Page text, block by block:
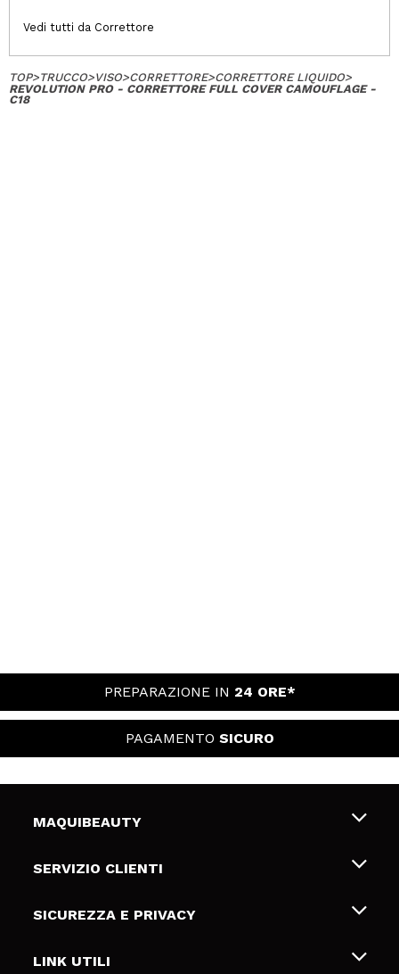
Vedi tutti da Correttore
TOP>TRUCCO>VISO>CORRETTORE>CORRETTORE LIQUIDO>
REVOLUTION PRO - CORRETTORE FULL COVER CAMOUFLAGE -
C18
PREPARAZIONE IN 24 ORE*
PAGAMENTO SICURO
MAQUIBEAUTY
Chi siamo
Gift Cards
SERVIZIO CLIENTI
Spedizioni & Resi
Metodi di pagamamento
SICUREZZA E PRIVACY
Termini e condizioni
LINK UTILI